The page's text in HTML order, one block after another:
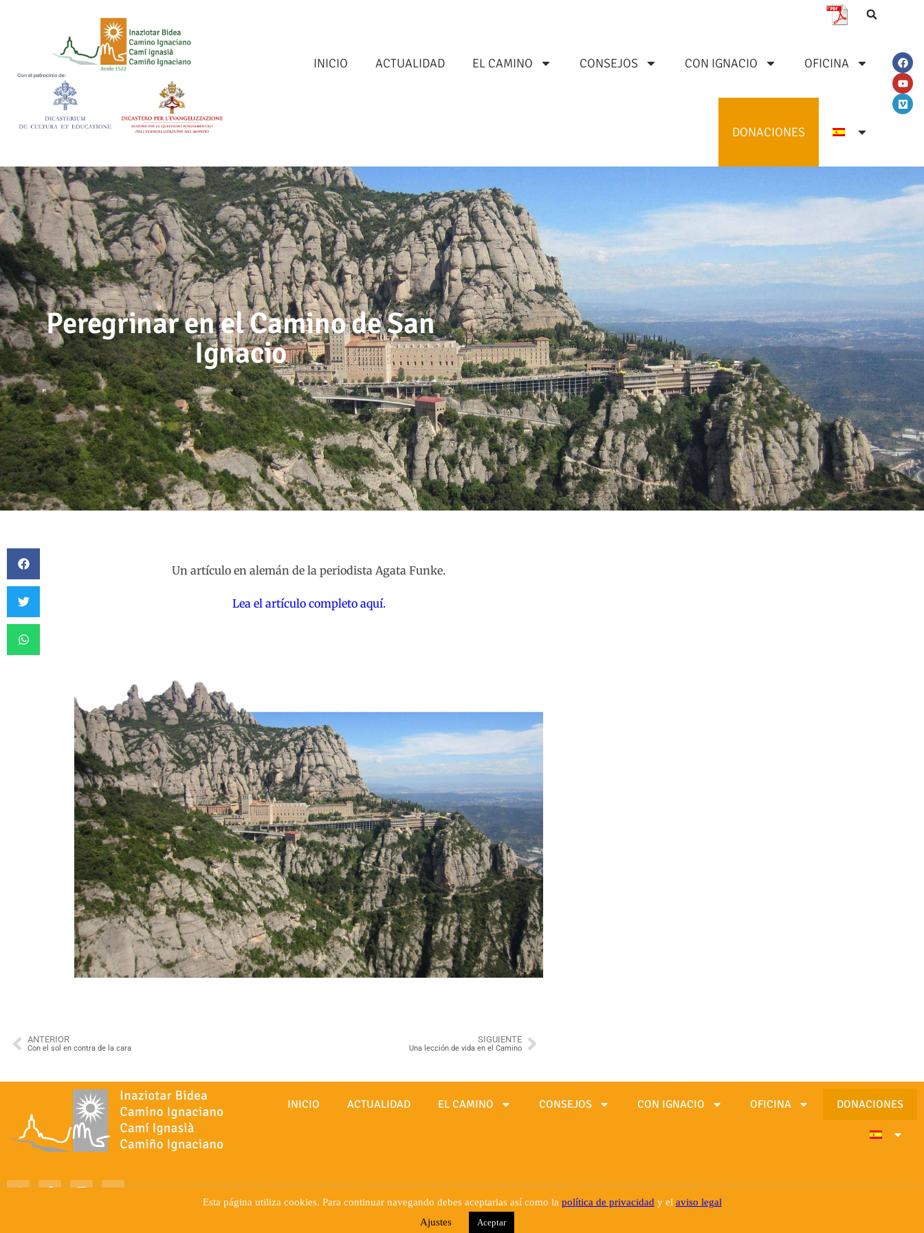
INICIO ACTUALIDAD EL CAMINO CONSEJOS CON IGNACIO OFICINA
DONACIONES
Peregrinar en el Camino de San
Ignacio
Un artículo en alemán de la periodista Agata Funke.
Lea el artículo completo aquí.
ANTERIOR
Con el sol en contra de la cara
SIGUIENTE
Una lección de vida en el Camino
INICIO ACTUALIDAD EL CAMINO CONSEJOS CON IGNACIO OFICINA DONACIONES
© 2019 Camino Ignaciano - C/ Roger de Llúria, 13, 08010 – Barcelona - ESPAÑA - email: info@caminoignaciano.org
Esta página utiliza cookies. Para continuar navegando debes aceptarlas así como la política de privacidad y el aviso legal
Ajustes
Aceptar